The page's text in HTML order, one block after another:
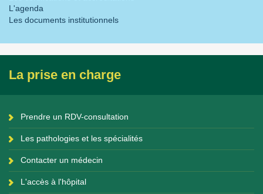
L'agenda
Les documents institutionnels
La prise en charge
Prendre un RDV-consultation
Les pathologies et les spécialités
Contacter un médecin
L'accès à l'hôpital